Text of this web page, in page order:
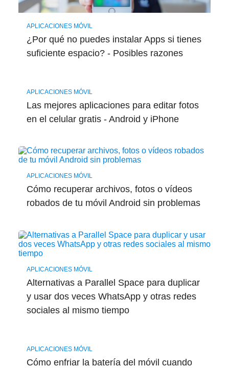
APLICACIONES MÓVIL
¿Por qué no puedes instalar Apps si tienes
suficiente espacio? - Posibles razones
APLICACIONES MÓVIL
Las mejores aplicaciones para editar fotos
en el celular gratis - Android y iPhone
APLICACIONES MÓVIL
Cómo recuperar archivos, fotos o vídeos
robados de tu móvil Android sin problemas
APLICACIONES MÓVIL
Alternativas a Parallel Space para duplicar
y usar dos veces WhatsApp y otras redes
sociales al mismo tiempo
APLICACIONES MÓVIL
Cómo enfriar la batería del móvil cuando